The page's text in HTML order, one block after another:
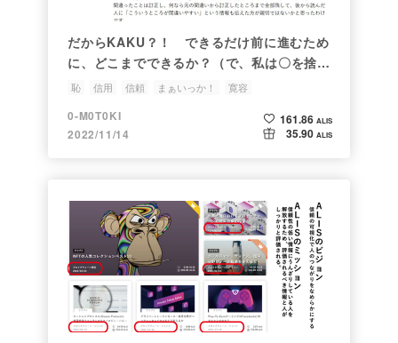
だからKAKU？！ できるだけ前に進むため
に、どこまでできるか？（で、私は〇を捨て
ることに）
恥 信用 信頼 まぁいっか！ 寛容
0-M0T0KI
2022/11/14
161.86 ALIS
35.90 ALIS